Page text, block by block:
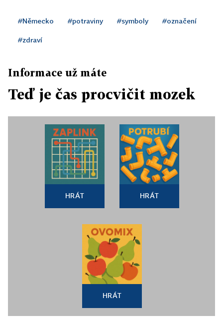
#Německo #potraviny #symboly #označení
#zdraví
Informace už máte
Teď je čas procvičit mozek
HRÁT HRÁT
HRÁT